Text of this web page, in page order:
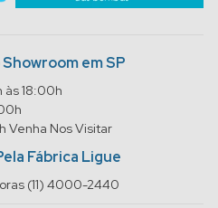
em SP
às 18:00h
Venha Nos Visitar
Fábrica Ligue
(11) 4000-2440